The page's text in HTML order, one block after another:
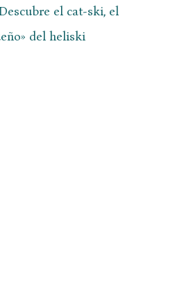
el cat-ski, el
del heliski